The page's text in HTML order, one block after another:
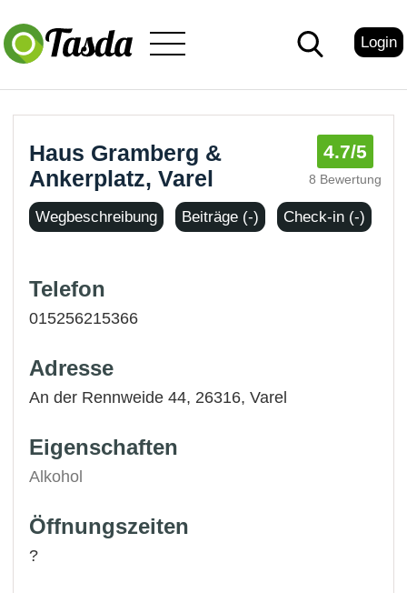
Login
Haus Gramberg &
Ankerplatz, Varel
4.7/5
8 Bewertung
Wegbeschreibung Beiträge (-) Check-in (-)
Telefon
015256215366
Adresse
An der Rennweide 44, 26316,Varel
Eigenschaften
Alkohol
Öffnungszeiten
?